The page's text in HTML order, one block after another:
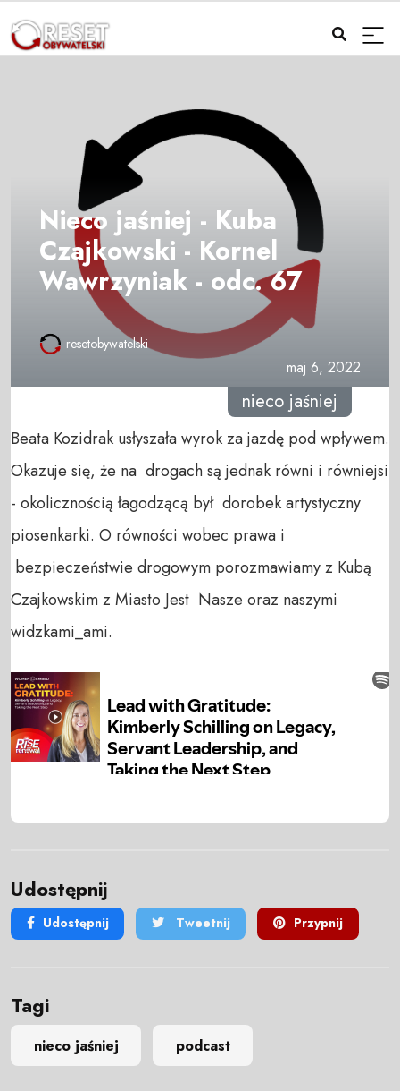
Nieco jaśniej - Kuba
Czajkowski - Kornel
Wawrzyniak - odc. 67
resetobywatelski
maj 6, 2022
nieco jaśniej
Beata Kozidrak usłyszała wyrok za jazdę pod wpływem.
Okazuje się, że na drogach są jednak równi i równiejsi
- okolicznością łagodzącą był dorobek artystyczny
piosenkarki. O równości wobec prawa i
bezpieczeństwie drogowym porozmawiamy z Kubą
Czajkowskim z Miasto Jest Nasze oraz naszymi
widzkami_ami.
Udostępnij
Udostępnij Tweetnij Przypnij
Tagi
nieco jaśniej podcast